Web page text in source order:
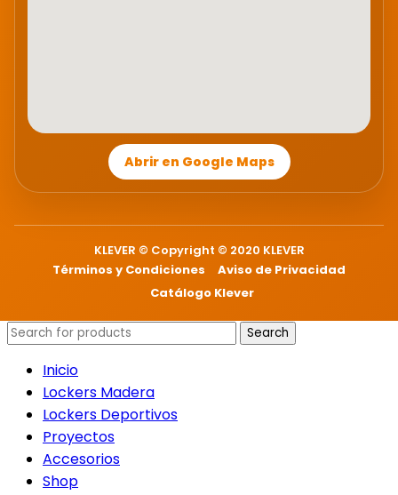
Abrir en Google Maps
KLEVER © Copyright © 2020 KLEVER
Términos y Condiciones
Aviso de Privacidad
Catálogo Klever
Search
Inicio
Lockers Madera
Lockers Deportivos
Proyectos
Accesorios
Shop